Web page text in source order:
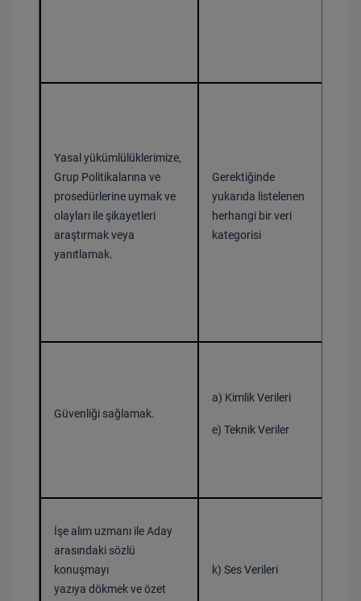
Yasal yükümlülüklerimize,
Grup Politikalarına ve
prosedürlerine uymak ve
olayları ile şikayetleri
araştırmak veya
yanıtlamak.
Gerektiğinde
yukarıda listelenen
herhangi bir veri
kategorisi
Güvenliği sağlamak.
a) Kimlik Verileri
e) Teknik Veriler
İşe alım uzmanı ile Aday
arasındaki sözlü
konuşmayı
yazıya dökmek ve özet
k) Ses Verileri